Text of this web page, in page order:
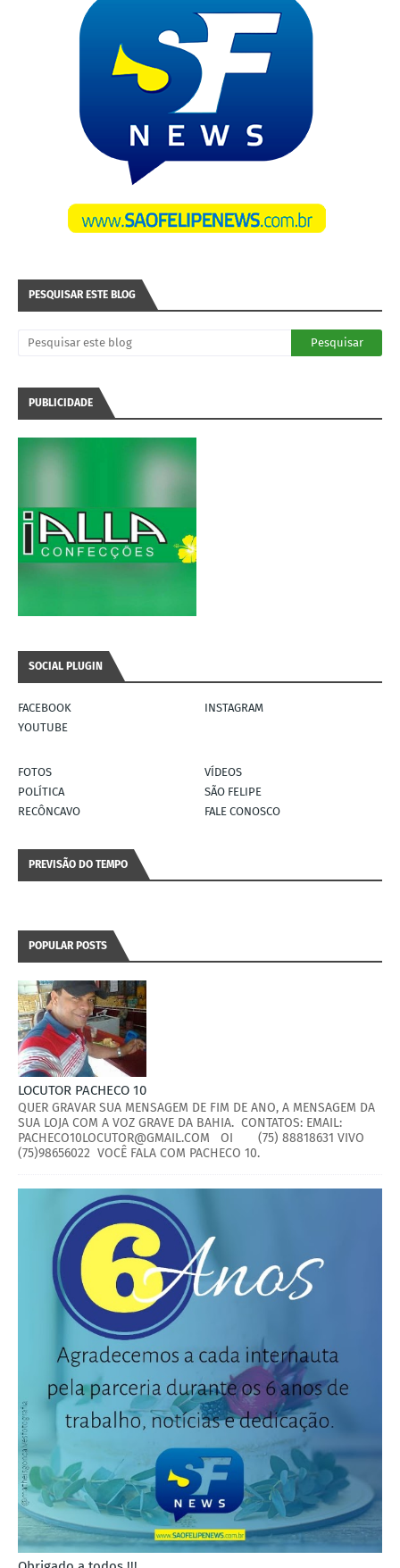
PESQUISAR ESTE BLOG
PUBLICIDADE
SOCIAL PLUGIN
FACEBOOK
INSTAGRAM
YOUTUBE
FOTOS
VÍDEOS
POLÍTICA
SÃO FELIPE
RECÔNCAVO
FALE CONOSCO
PREVISÃO DO TEMPO
POPULAR POSTS
LOCUTOR PACHECO 10
QUER GRAVAR SUA MENSAGEM DE FIM DE ANO, A MENSAGEM DA
SUA LOJA COM A VOZ GRAVE DA BAHIA. CONTATOS: EMAIL:
PACHECO10LOCUTOR@GMAIL.COM OI (75) 88818631 VIVO
(75)98656022 VOCÊ FALA COM PACHECO 10.